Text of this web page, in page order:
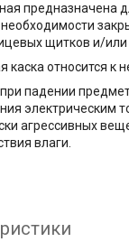
предназначена
щитков и/
каска относится
падении
электрическим
агрессивных
влаги.